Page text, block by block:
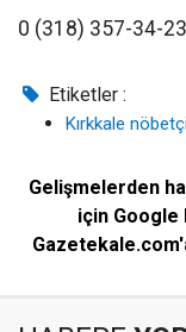
0 (318) 357-34-23
Etiketler :
Kırkkale
Gelişmelerden
için Google